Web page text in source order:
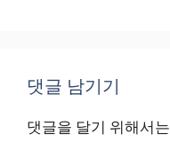
댓글 남기기
댓글을 달기 위해서는